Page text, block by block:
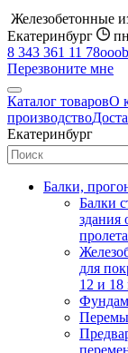
Железобетонные
Екатеринбург
8 343 361 11 78
Перезвоните мне
Каталог товаровО
производство
Екатеринбург
Балки,
Балки
здания
для
12 и 18